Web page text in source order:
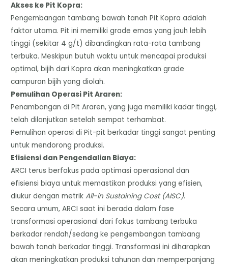
​Akses ke Pit Kopra:
​Pengembangan tambang bawah tanah Pit Kopra adalah
faktor utama. Pit ini memiliki grade emas yang jauh lebih
tinggi (sekitar 4 g/t) dibandingkan rata-rata tambang
terbuka. Meskipun butuh waktu untuk mencapai produksi
optimal, bijih dari Kopra akan meningkatkan grade
campuran bijih yang diolah.
​Pemulihan Operasi Pit Araren:
​Penambangan di Pit Araren, yang juga memiliki kadar tinggi,
telah dilanjutkan setelah sempat terhambat.
​Pemulihan operasi di Pit-pit berkadar tinggi sangat penting
untuk mendorong produksi.
​Efisiensi dan Pengendalian Biaya:
​ARCI terus berfokus pada optimasi operasional dan
efisiensi biaya untuk memastikan produksi yang efisien,
diukur dengan metrikAll-in Sustaining Cost (AISC).
​Secara umum, ARCI saat ini berada dalam fase
transformasi operasional dari fokus tambang terbuka
berkadar rendah/sedang ke pengembangan tambang
bawah tanah berkadar tinggi. Transformasi ini diharapkan
akan meningkatkan produksi tahunan dan memperpanjang